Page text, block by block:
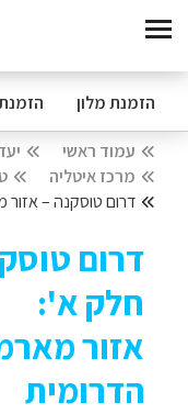
הזמנת מלון
עמוד ראשי
מרכז איטליה
דרום טוסקנה –
דרום
חלק א':
אזור
הדרומית